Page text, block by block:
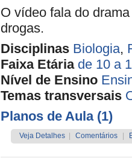
O vídeo fala do
drogas.
Disciplinas Biologia,
Faixa Etária de 10 a
Nível de Ensino
Temas transversais
Planos de Aula (1)
Veja Detalhes Comentários